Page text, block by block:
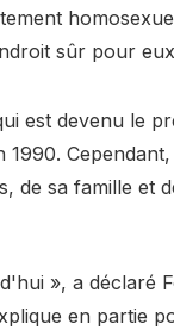
sûr pour
est devenu le
de sa famille et
», a déclaré
en partie